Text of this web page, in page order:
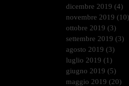
dicembre 2019 (4)
novembre 2019 (10)
ottobre 2019 (3)
settembre 2019 (3)
agosto 2019 (3)
luglio 2019 (1)
giugno 2019 (5)
maggio 2019 (20)